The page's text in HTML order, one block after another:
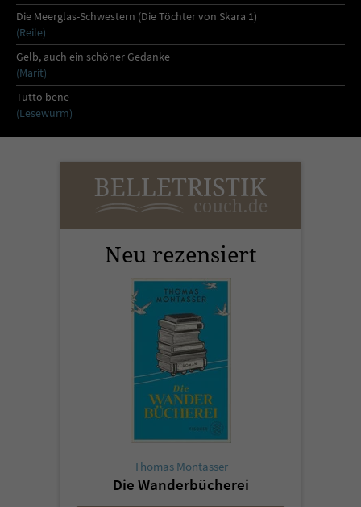
Die Meerglas-Schwestern (Die Töchter von Skara 1)
(Reile)
Gelb, auch ein schöner Gedanke
(Marit)
Tutto bene
(Lesewurm)
Neu rezensiert
Thomas Montasser
Die Wanderbücherei